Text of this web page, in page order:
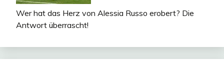
Wer hat das Herz von Alessia Russo erobert? Die
Antwort überrascht!